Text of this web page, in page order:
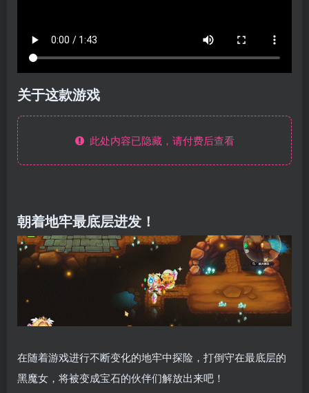
关于这款游戏
此处内容已隐藏，请付费后查看
朝着地牢最底层进发！
在随着游戏进行不断变化的地牢中探险，打倒守在最底层的
黑魔女，将被变成宝石的伙伴们解放出来吧！